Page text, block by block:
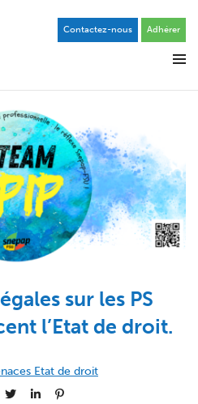
Contactez-nous Adhérer
sur les PS
l’Etat de droit.
Etat de droit